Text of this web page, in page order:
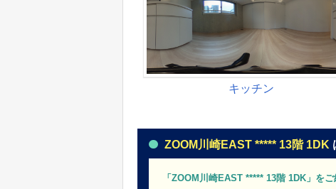
ZOOM川崎EAST ***** 13階 1DK
「ZOOM川崎EAST ***** 13階 1DK」をご